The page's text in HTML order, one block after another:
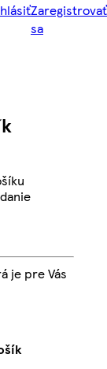
Zaregistrovať
sa
cena košíku
je pre Vás